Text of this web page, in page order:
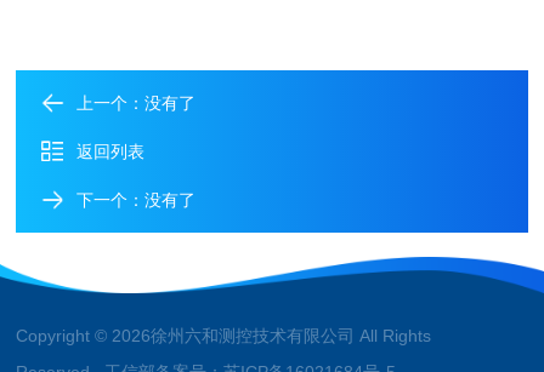
上一个：没有了
返回列表
下一个：没有了
Copyright © 2026徐州六和测控技术有限公司 All Rights